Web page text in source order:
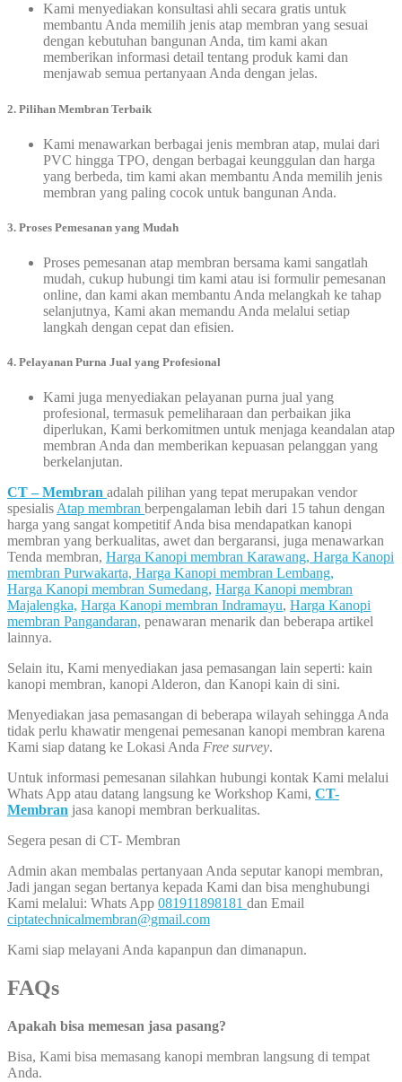
Kami menyediakan konsultasi ahli secara gratis untuk
membantu Anda memilih jenis atap membran yang sesuai
dengan kebutuhan bangunan Anda, tim kami akan
memberikan informasi detail tentang produk kami dan
menjawab semua pertanyaan Anda dengan jelas.
2. Pilihan Membran Terbaik
Kami menawarkan berbagai jenis membran atap, mulai dari
PVC hingga TPO, dengan berbagai keunggulan dan harga
yang berbeda, tim kami akan membantu Anda memilih jenis
membran yang paling cocok untuk bangunan Anda.
3. Proses Pemesanan yang Mudah
Proses pemesanan atap membran bersama kami sangatlah
mudah, cukup hubungi tim kami atau isi formulir pemesanan
online, dan kami akan membantu Anda melangkah ke tahap
selanjutnya, Kami akan memandu Anda melalui setiap
langkah dengan cepat dan efisien.
4. Pelayanan Purna Jual yang Profesional
Kami juga menyediakan pelayanan purna jual yang
profesional, termasuk pemeliharaan dan perbaikan jika
diperlukan, Kami berkomitmen untuk menjaga keandalan atap
membran Anda dan memberikan kepuasan pelanggan yang
berkelanjutan.
CT – Membran adalah pilihan yang tepat merupakan vendor
spesialisAtap membran berpengalaman lebih dari 15 tahun dengan
harga yang sangat kompetitif Anda bisa mendapatkan kanopi
membran yang berkualitas, awet dan bergaransi, juga menawarkan
Tenda membran, Harga Kanopi membran Karawang, Harga Kanopi
membran Purwakarta, Harga Kanopi membran Lembang,
Harga Kanopi membran Sumedang, Harga Kanopi membran
Majalengka, Harga Kanopi membran Indramayu, Harga Kanopi
membran Pangandaran, penawaran menarik dan beberapa artikel
lainnya.
Selain itu, Kami menyediakan jasa pemasangan lain seperti: kain
kanopi membran, kanopi Alderon, dan Kanopi kain di sini.
Menyediakan jasa pemasangan di beberapa wilayah sehingga Anda
tidak perlu khawatir mengenai pemesanan kanopi membran karena
Kami siap datang ke Lokasi Anda Free survey.
Untuk informasi pemesanan silahkan hubungi kontak Kami melalui
Whats App atau datang langsung ke Workshop Kami, CT-
Membran jasa kanopi membran berkualitas.
Segera pesan di CT- Membran
Admin akan membalas pertanyaan Anda seputar kanopi membran,
Jadi jangan segan bertanya kepada Kami dan bisa menghubungi
Kami melalui: Whats App 081911898181 dan Email
ciptatechnicalmembran@gmail.com
Kami siap melayani Anda kapanpun dan dimanapun.
FAQs
Apakah bisa memesan jasa pasang?
Bisa, Kami bisa memasang kanopi membran langsung di tempat
Anda.